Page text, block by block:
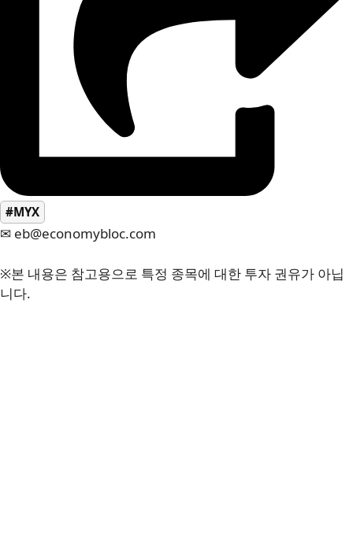
#MYX
✉ eb@economybloc.com
※본 내용은 참고용으로 특정 종목에 대한 투자 권유가 아닙
니다.